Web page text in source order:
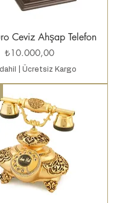
Ceviz Ahşap Telefon
Fiyat
₺10.000,00
Ücretsiz Kargo